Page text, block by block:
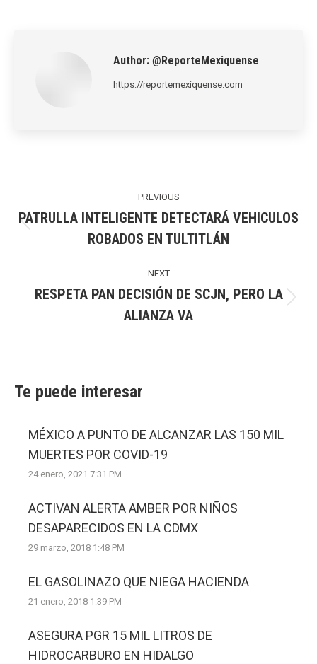
Author: @ReporteMexiquense
https://reportemexiquense.com
PREVIOUS
post:
PATRULLA INTELIGENTE DETECTARÁ VEHICULOS
ROBADOS EN TULTITLÁN
NEXT
post:
RESPETA PAN DECISIÓN DE SCJN, PERO LA
ALIANZA VA
Te puede interesar
MÉXICO A PUNTO DE ALCANZAR LAS 150 MIL
MUERTES POR COVID-19
24 enero, 2021 7:31 PM
ACTIVAN ALERTA AMBER POR NIÑOS
DESAPARECIDOS EN LA CDMX
29 marzo, 2018 1:48 PM
EL GASOLINAZO QUE NIEGA HACIENDA
21 enero, 2018 1:39 PM
ASEGURA PGR 15 MIL LITROS DE
HIDROCARBURO EN HIDALGO